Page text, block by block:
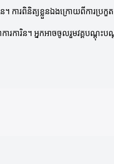
ការពិនិត្យខ្លួនឯងក្រោយពីការប្រ
ការិន។ អ្នកអាចចូលរួមវគ្គបណ្ដុះប